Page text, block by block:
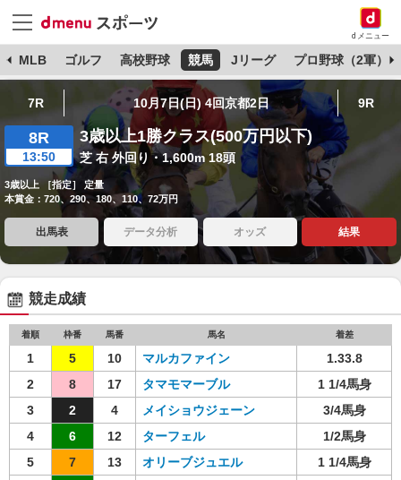
dメニュー
MLB ゴルフ 高校野球 競馬 Jリーグ プロ野球（2軍）
7R 10月7日(日) 4回京都2日 9R
8R
13:50
3歳以上1勝クラス(500万円以下)
芝 右 外回り・1,600m 18頭
3歳以上 ［指定］ 定量
本賞金：720、290、180、110、72万円
出馬表 データ分析 オッズ 結果
競走成績
着順 枠番 馬番 馬名 着差
1 5 10 マルカファイン
1.33.8
2
8 17 タマモマーブル
1 1/4馬身
3
2 4 メイショウジェーン
3/4馬身
4
6 12 ターフェル
1/2馬身
5
7 13 オリーブジュエル
1 1/4馬身